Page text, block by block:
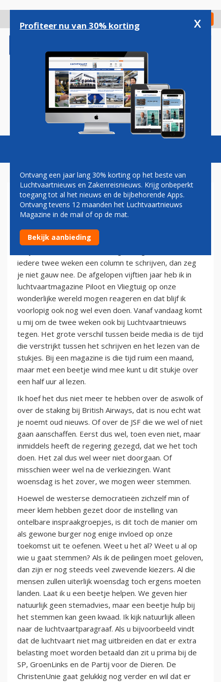
gaan
Check in
Magazine Podcasts Vacatures
JAN COCHERET: STEM WIJZER
5 juni 2010
iedere twee weken een column te schrijven, dan zeg
je niet gauw nee. De afgelopen vijftien jaar heb ik in
luchtvaartmagazine Piloot en Vliegtuig op onze
wonderlijke wereld mogen reageren en dat blijf ik
voorlopig ook nog wel even doen. Vanaf vandaag komt
u mij om de twee weken ook bij Luchtvaartnieuws
tegen. Het grote verschil tussen beide media is de tijd
die verstrijkt tussen het schrijven en het lezen van de
stukjes. Bij een magazine is die tijd ruim een maand,
maar met een beetje wind mee kunt u dit stukje over
een half uur al lezen.
Ik hoef het dus niet meer te hebben over de aswolk of
over de staking bij British Airways, dat is nou echt wat
je noemt oud nieuws. Of over de JSF die we wel of niet
gaan aanschaffen. Eerst dus wel, toen even niet, maar
inmiddels heeft de regering gezegd, dat we het toch
doen. Het zal dus wel weer niet doorgaan. Of
misschien weer wel na de verkiezingen. Want
woensdag is het zover, we mogen weer stemmen.
Hoewel de westerse democratieën zichzelf min of
meer klem hebben gezet door de instelling van
ontelbare inspraakgroepjes, is dit toch de manier om
als gewone burger nog enige invloed op onze
toekomst uit te oefenen. Weet u het al? Weet u al op
wie u gaat stemmen? Als ik de peilingen moet geloven,
dan zijn er nog steeds veel zwevende kiezers. Al die
mensen zullen uiterlijk woensdag toch ergens moeten
landen. Laat ik u een beetje helpen. We geven hier
natuurlijk geen stemadvies, maar een beetje hulp bij
het stemmen kan geen kwaad. Ik kijk natuurlijk alleen
naar de luchtvaartparagraaf. Als u bijvoorbeeld vindt
dat de luchtvaart niet mag uitbreiden en dat er extra
belasting moet worden betaald dan zit u prima bij de
SP, GroenLinks en de Partij voor de Dieren. De
ChristenUnie gaat gelukkig nog verder en wil dat er
Profiteer nu van 30% korting x
Ontvang een jaar lang 30% korting op het beste van
Luchtvaartnieuws en Zakenreisnieuws. Krijg onbeperkt
toegang tot al het nieuws en de bijbehorende Apps.
Ontvang tevens 12 maanden het Luchtvaartnieuws
Magazine in de mail of op de mat.
Bekijk aanbieding